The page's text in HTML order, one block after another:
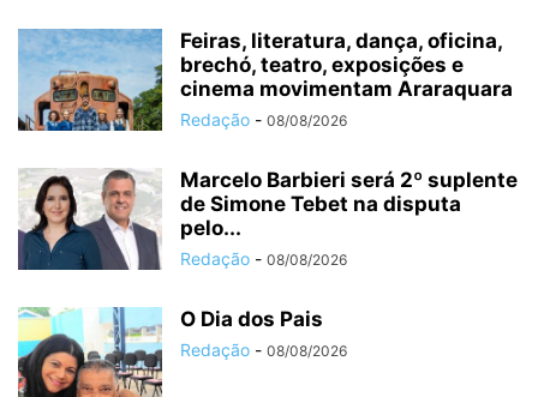
Feiras, literatura, dança, oficina,
brechó, teatro, exposições e
cinema movimentam Araraquara
Redação - 08/08/2026
Marcelo Barbieri será 2º suplente
de Simone Tebet na disputa
pelo...
Redação - 08/08/2026
O Dia dos Pais
Redação - 08/08/2026